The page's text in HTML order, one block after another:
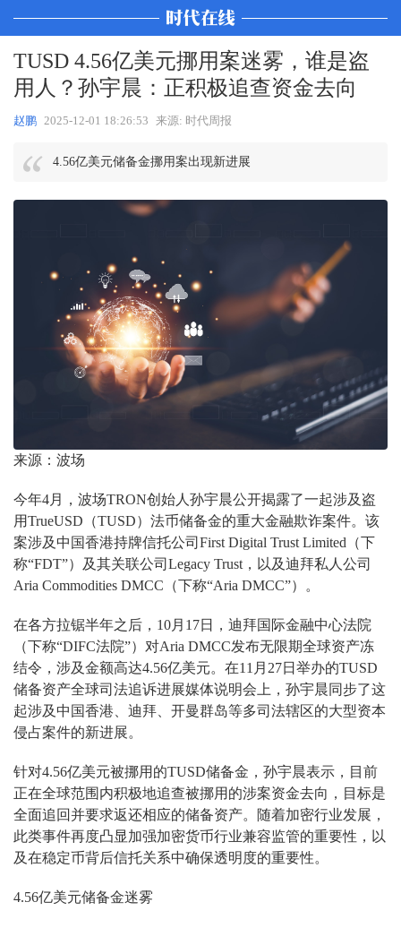
TUSD 4.56亿美元挪用案迷雾，谁是盗
用人？孙宇晨：正积极追查资金去向
赵鹏 2025-12-01 18:26:53 来源: 时代周报
4.56亿美元储备金挪用案出现新进展
来源：波场
今年4月，波场TRON创始人孙宇晨公开揭露了一起涉及盗
用TrueUSD（TUSD）法币储备金的重大金融欺诈案件。该
案涉及中国香港持牌信托公司First Digital Trust Limited（下
称“FDT”）及其关联公司Legacy Trust，以及迪拜私人公司
Aria Commodities DMCC（下称“Aria DMCC”）。
在各方拉锯半年之后，10月17日，迪拜国际金融中心法院
（下称“DIFC法院”）对Aria DMCC发布无限期全球资产冻
结令，涉及金额高达4.56亿美元。在11月27日举办的TUSD
储备资产全球司法追诉进展媒体说明会上，孙宇晨同步了这
起涉及中国香港、迪拜、开曼群岛等多司法辖区的大型资本
侵占案件的新进展。
针对4.56亿美元被挪用的TUSD储备金，孙宇晨表示，目前
正在全球范围内积极地追查被挪用的涉案资金去向，目标是
全面追回并要求返还相应的储备资产。随着加密行业发展，
此类事件再度凸显加强加密货币行业兼容监管的重要性，以
及在稳定币背后信托关系中确保透明度的重要性。
4.56亿美元储备金迷雾